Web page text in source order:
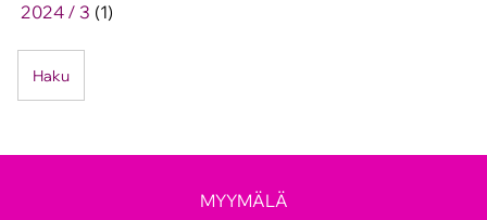
2024 / 3 (1)
Haku
MYYMÄLÄ